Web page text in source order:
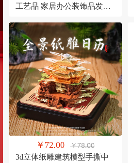
工艺品 家居办公装饰品发财
￥72.00 ￥78.00
3d立体纸雕建筑模型手撕中